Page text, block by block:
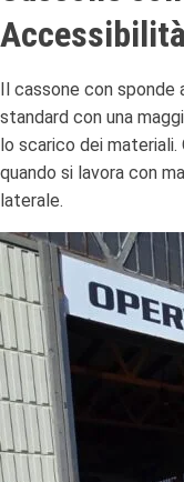
Il cassone con sponde
standard con una
lo scarico dei materiali.
quando si lavora con
laterale.